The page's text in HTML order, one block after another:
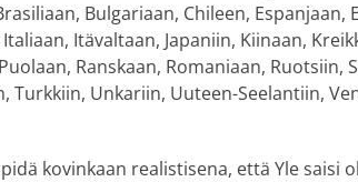
Bulgariaan, Chileen, Espanjaan,
Itävaltaan, Japaniin, Kiinaan,
Ranskaan, Romaniaan, Ruotsiin,
Turkkiin, Unkariin, Uuteen-Seelantiin,
kovinkaan realistisena, että Yle saisi